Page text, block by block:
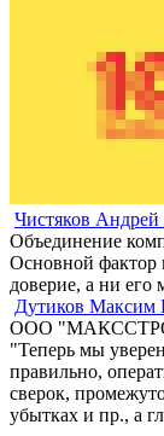
Чистяков
Объединение
Основной фактор
доверие, а ни его
Дутиков Максим
ООО
"Теперь мы
правильно,
сверок,
убытках и пр., а